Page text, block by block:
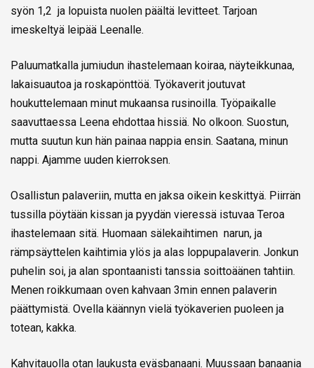
syön 1,2 ja lopuista nuolen päältä levitteet. Tarjoan
imeskeltyä leipää Leenalle.
Paluumatkalla jumiudun ihastelemaan koiraa, näyteikkunaa,
lakaisuautoa ja roskapönttöä. Työkaverit joutuvat
houkuttelemaan minut mukaansa rusinoilla. Työpaikalle
saavuttaessa Leena ehdottaa hissiä. No olkoon. Suostun,
mutta suutun kun hän painaa nappia ensin. Saatana, minun
nappi. Ajamme uuden kierroksen.
Osallistun palaveriin, mutta en jaksa oikein keskittyä. Piirrän
tussilla pöytään kissan ja pyydän vieressä istuvaa Teroa
ihastelemaan sitä. Huomaan sälekaihtimen narun, ja
rämpsäyttelen kaihtimia ylös ja alas loppupalaverin. Jonkun
puhelin soi, ja alan spontaanisti tanssia soittoäänen tahtiin.
Menen roikkumaan oven kahvaan 3min ennen palaverin
päättymistä. Ovella käännyn vielä työkaverien puoleen ja
totean, kakka.
Kahvitauolla otan laukusta eväsbanaani. Muussaan banaania